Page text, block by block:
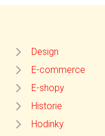
Design
E-commerce
E-shopy
Historie
Hodinky